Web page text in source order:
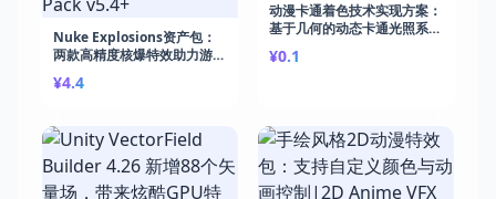
Nuke Explosions资产包：
两款高精度核爆特效助力游戏
Explosions Pack v5.4+
¥4.4
动漫卡通着色技术实现方案：
基于几何的动态卡通光照系
¥0.1